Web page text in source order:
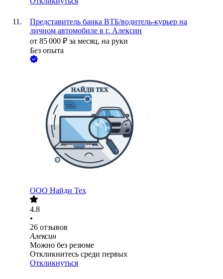
Представитель банка ВТБ/водитель-курьер на
личном автомобиле в г. Алексин
от 85 000 ₽ за месяц, на руки
Без опыта
ООО Найди Тех
4.8
•
26 отзывов
Алексин
Можно без резюме
Откликнитесь среди первых
Откликнуться